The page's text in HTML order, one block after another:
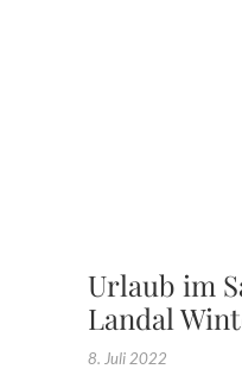
Urlaub im
Landal
8. Juli 2022